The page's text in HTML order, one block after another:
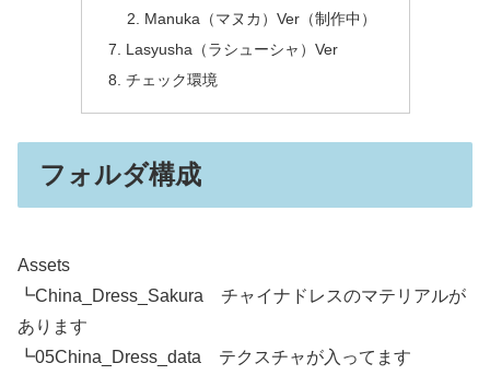
Manuka（マヌカ）Ver（制作中）
Lasyusha（ラシューシャ）Ver
チェック環境
フォルダ構成
Assets
┗China_Dress_Sakura チャイナドレスのマテリアルが
あります
┗05China_Dress_data テクスチャが入ってます